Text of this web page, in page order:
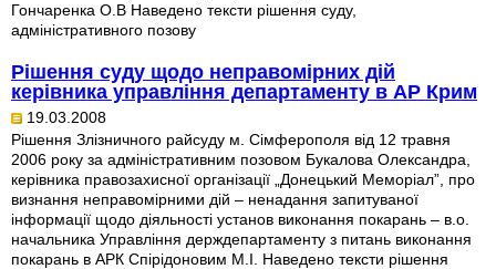
Гончаренка О.В Наведено тексти рішення суду,
адміністративного позову
Рішення суду щодо неправомірних дій
керівника управління департаменту в АР Крим
19.03.2008
Рішення Злізничного райсуду м. Сімферополя від 12 травня
2006 року за адміністративним позовом Букалова Олександра,
керівника правозахисної організації „Донецький Меморіал”, про
визнання неправомірними дій – ненадання запитуваної
інформації щодо діяльності установ виконання покарань – в.о.
начальника Управління держдепартаменту з питань виконання
покарань в АРК Спірідоновим М.І. Наведено тексти рішення